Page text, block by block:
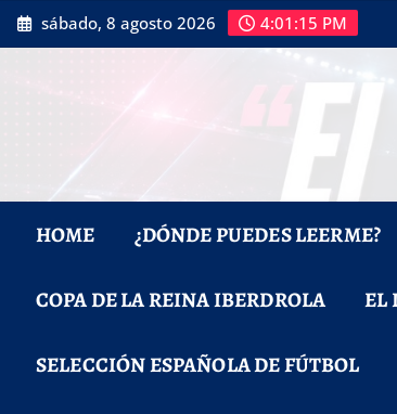
Saltar
al
sábado, 8 agosto 2026 4:01:16 PM
HOME ¿DÓNDE PUEDES LEERME?
COPA DE LA REINA IBERDROLA EL
SELECCIÓN ESPAÑOLA DE FÚTBOL